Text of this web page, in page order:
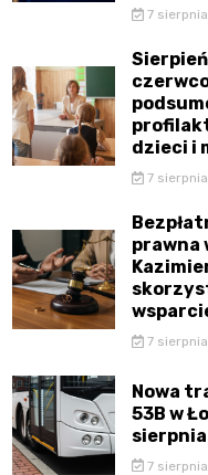
7
dzieci i
7
prawna
7
Nowa
53B w
sierpnia
7